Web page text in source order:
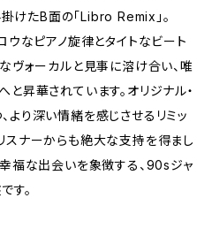
掛けたB面の「Libro Remix」。
なピアノ旋律とタイトなビート
ヴォーカルと見事に溶け合い、唯
と昇華されています。オリジナル・
より深い情緒を感じさせるリミッ
スナーからも絶大な支持を得まし
福な出会いを象徴する、90sジャ
す。